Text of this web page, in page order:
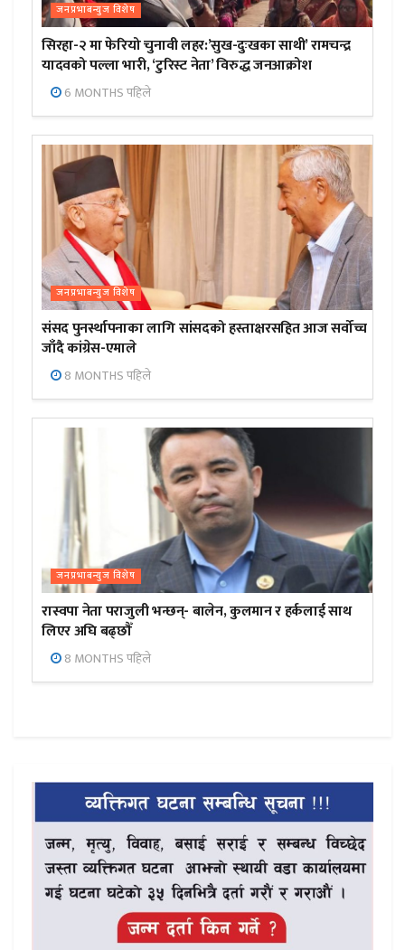
जनप्रभाबन्युज विशेष
सिरहा-२ मा फेरियो चुनावी लहर:’सुख-दुःखका साथी’ रामचन्द्र
यादवको पल्ला भारी, ‘टुरिस्ट नेता’ विरुद्ध जनआक्रोश
6 MONTHS पहिले
जनप्रभाबन्युज विशेष
संसद पुनर्स्थापनाका लागि सांसदको हस्ताक्षरसहित आज सर्वोच्च
जाँदै कांग्रेस-एमाले
8 MONTHS पहिले
जनप्रभाबन्युज विशेष
रास्वपा नेता पराजुली भन्छन्- बालेन, कुलमान र हर्कलाई साथ
लिएर अघि बढ्छौँ
8 MONTHS पहिले